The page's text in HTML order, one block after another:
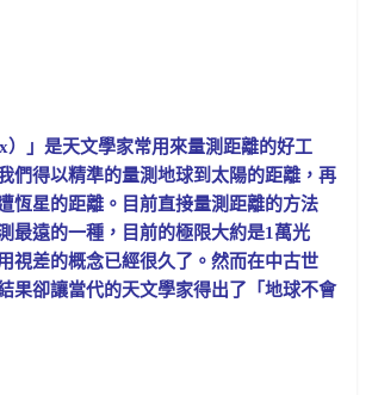
）」是天文學家常用來量測距離的好工
們得以精準的量測地球到太陽的距離，再
恆星的距離。目前直接量測距離的方法
最遠的一種，目前的極限大約是1萬光
視差的概念已經很久了。然而在中古世
果卻讓當代的天文學家得出了「地球不會